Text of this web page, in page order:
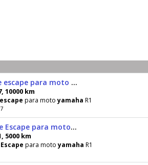
tubos de escape para moto yamaha R1
10000 km
escape para motoyamaha R1
Tubos de Escape para moto yamaha R1
5000 km
Escape para motoyamaha R1